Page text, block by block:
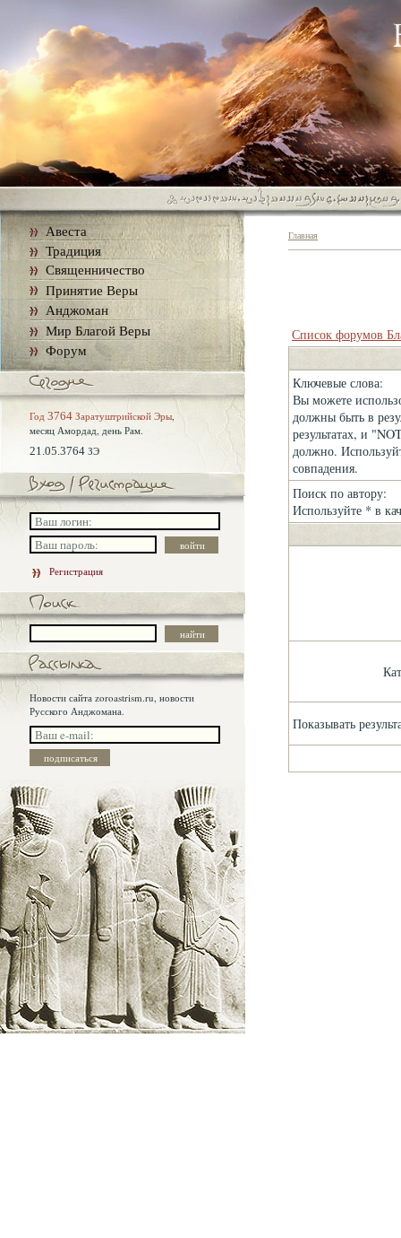
Авеста
Традиция
Священничество
Принятие Веры
Анджоман
Мир Благой Веры
Форум
Год 3764 Заратуштрийской Эры,
месяц Амордад, день Рам.
21.05.3764 ЗЭ
Регистрация
Новости сайта zoroastrism.ru, новости
Русского Анджомана.
Главная
Список форумов
Ключевые слова:
Вы можете
должны быть в
результатах, и
должно.
совпадения.
Поиск по автору:
Используйте * в
Показывать